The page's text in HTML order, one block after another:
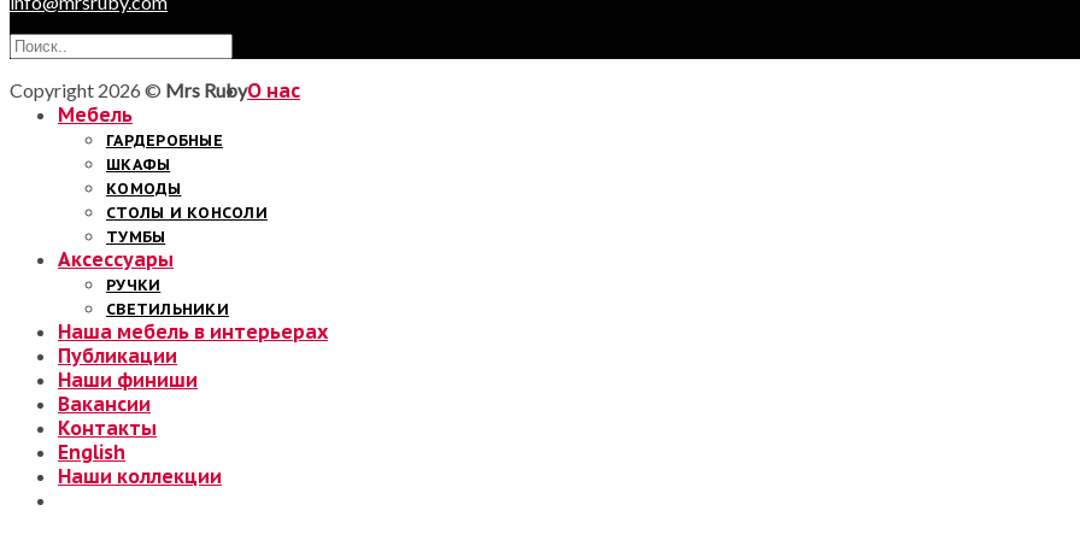
Copyright 2026 © Mrs RubyО нас
Мебель
ГАРДЕРОБНЫЕ
ШКАФЫ
КОМОДЫ
СТОЛЫ И КОНСОЛИ
ТУМБЫ
Аксессуары
РУЧКИ
СВЕТИЛЬНИКИ
Наша мебель в интерьерах
Публикации
Наши финиши
Вакансии
Контакты
English
Наши коллекции